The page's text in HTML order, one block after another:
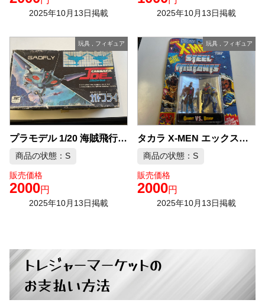
2025年10月13日掲載 2025年10月13日掲載
玩具, フィギュア
プラモデル 1/20 海賊飛行型ハンター ガドフライ 「クラッシャージョウ」 スケールアニメコレクションNo.10
商品の状態：S
販売価格
2000円
2025年10月13日掲載
玩具 フィギュア
タカラ X-MEN エックスメン スチールコレクション 4
商品の状態：S
販売価格
2000円
2025年10月13日掲載
トレジャーマーケットの
お支払い方法